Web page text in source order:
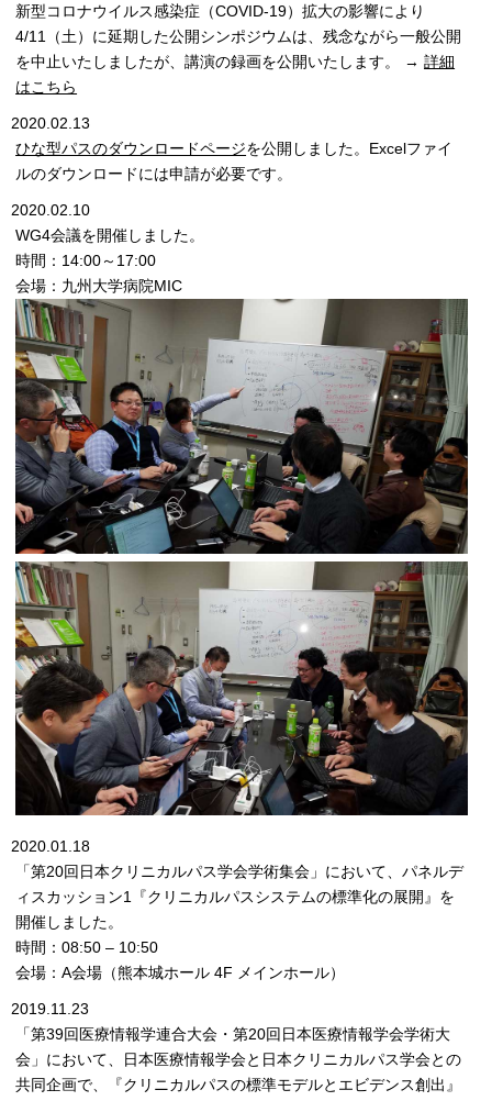
新型コロナウイルス感染症（COVID-19）拡大の影響により
4/11（土）に延期した公開シンポジウムは、残念ながら一般公開
を中止いたしましたが、講演の録画を公開いたします。 →詳細
はこちら
2020.02.13
ひな型パスのダウンロードページを公開しました。Excelファイ
ルのダウンロードには申請が必要です。
2020.02.10
WG4会議を開催しました。
時間：14:00～17:00
会場：九州大学病院MIC
2020.01.18
「第20回日本クリニカルパス学会学術集会」において、パネルデ
ィスカッション1『クリニカルパスシステムの標準化の展開』を
開催しました。
時間：08:50 – 10:50
会場：A会場（熊本城ホール 4F メインホール）
2019.11.23
「第39回医療情報学連合大会・第20回日本医療情報学会学術大
会」において、日本医療情報学会と日本クリニカルパス学会との
共同企画で、『クリニカルパスの標準モデルとエビデンス創出』